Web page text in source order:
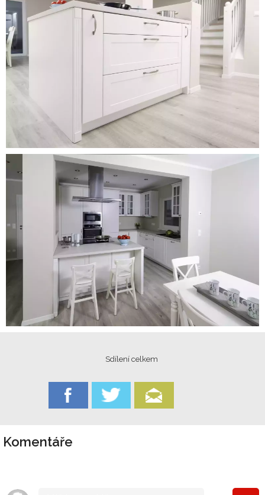
Sdílení celkem
Komentáře